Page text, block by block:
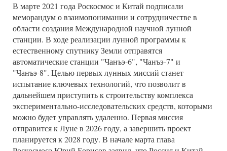
В марте 2021 года Роскосмос и Китай подписали
меморандум о взаимопонимании и сотрудничестве в
области создания Международной научной лунной
станции. В ходе реализации лунной программы к
естественному спутнику Земли отправятся
автоматические станции "Чанъэ-6", "Чанъэ-7" и
"Чанъэ-8". Целью первых лунных миссий станет
испытание ключевых технологий, что позволит в
дальнейшем приступить к строительству комплекса
экспериментально-исследовательских средств, которыми
можно будет управлять удаленно. Первая миссия
отправится к Луне в 2026 году, а завершить проект
планируется к 2028 году. В начале марта глава